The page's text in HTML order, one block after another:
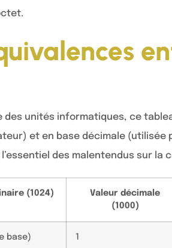
des unités informatiques, ce
et en base décimale
des malentendus sur la
(1024)
Valeur décimale
(1000)
base) 1